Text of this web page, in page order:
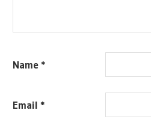
Name *
Email *